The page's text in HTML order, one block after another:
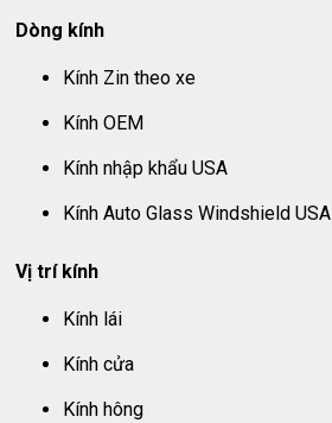
Dòng kính
Kính Zin theo xe
Kính OEM
Kính nhập khẩu USA
Kính Auto Glass Windshield USA
Vị trí kính
Kính lái
Kính cửa
Kính hông